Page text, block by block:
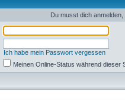
Du musst dich
Ich habe mein Passwort vergessen
Meinen Online-Status während dieser